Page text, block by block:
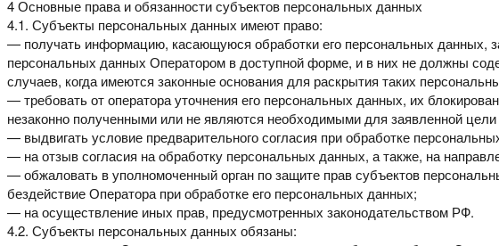
4 Основные права и обязанности субъектов персональных данных
4.1. Субъекты персональных данных имеют право:
— получать информацию, касающуюся обработки его персональных данных,
персональных данных Оператором в доступной форме, и в них не должны
случаев, когда имеются законные основания для раскрытия таких
— требовать от оператора уточнения его персональных данных, их
незаконно полученными или не являются необходимыми для заявленной
— выдвигать условие предварительного согласия при обработке
— на отзыв согласия на обработку персональных данных, а также, на
— обжаловать в уполномоченный орган по защите прав субъектов
бездействие Оператора при обработке его персональных данных;
— на осуществление иных прав, предусмотренных законодательством РФ.
4.2. Субъекты персональных данных обязаны: